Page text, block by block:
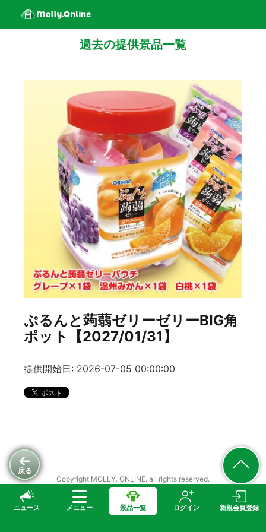
ニュース メニュー 景品一覧 ログイン 新規会員登録
戻る
過去の提供景品一覧
ぷるんと蒟蒻ゼリーゼリーBIG角
ポット【2027/01/31】
提供開始日: 2026-07-05 00:00:00
Copyright MOLLY. ONLINE. all rights reserved.